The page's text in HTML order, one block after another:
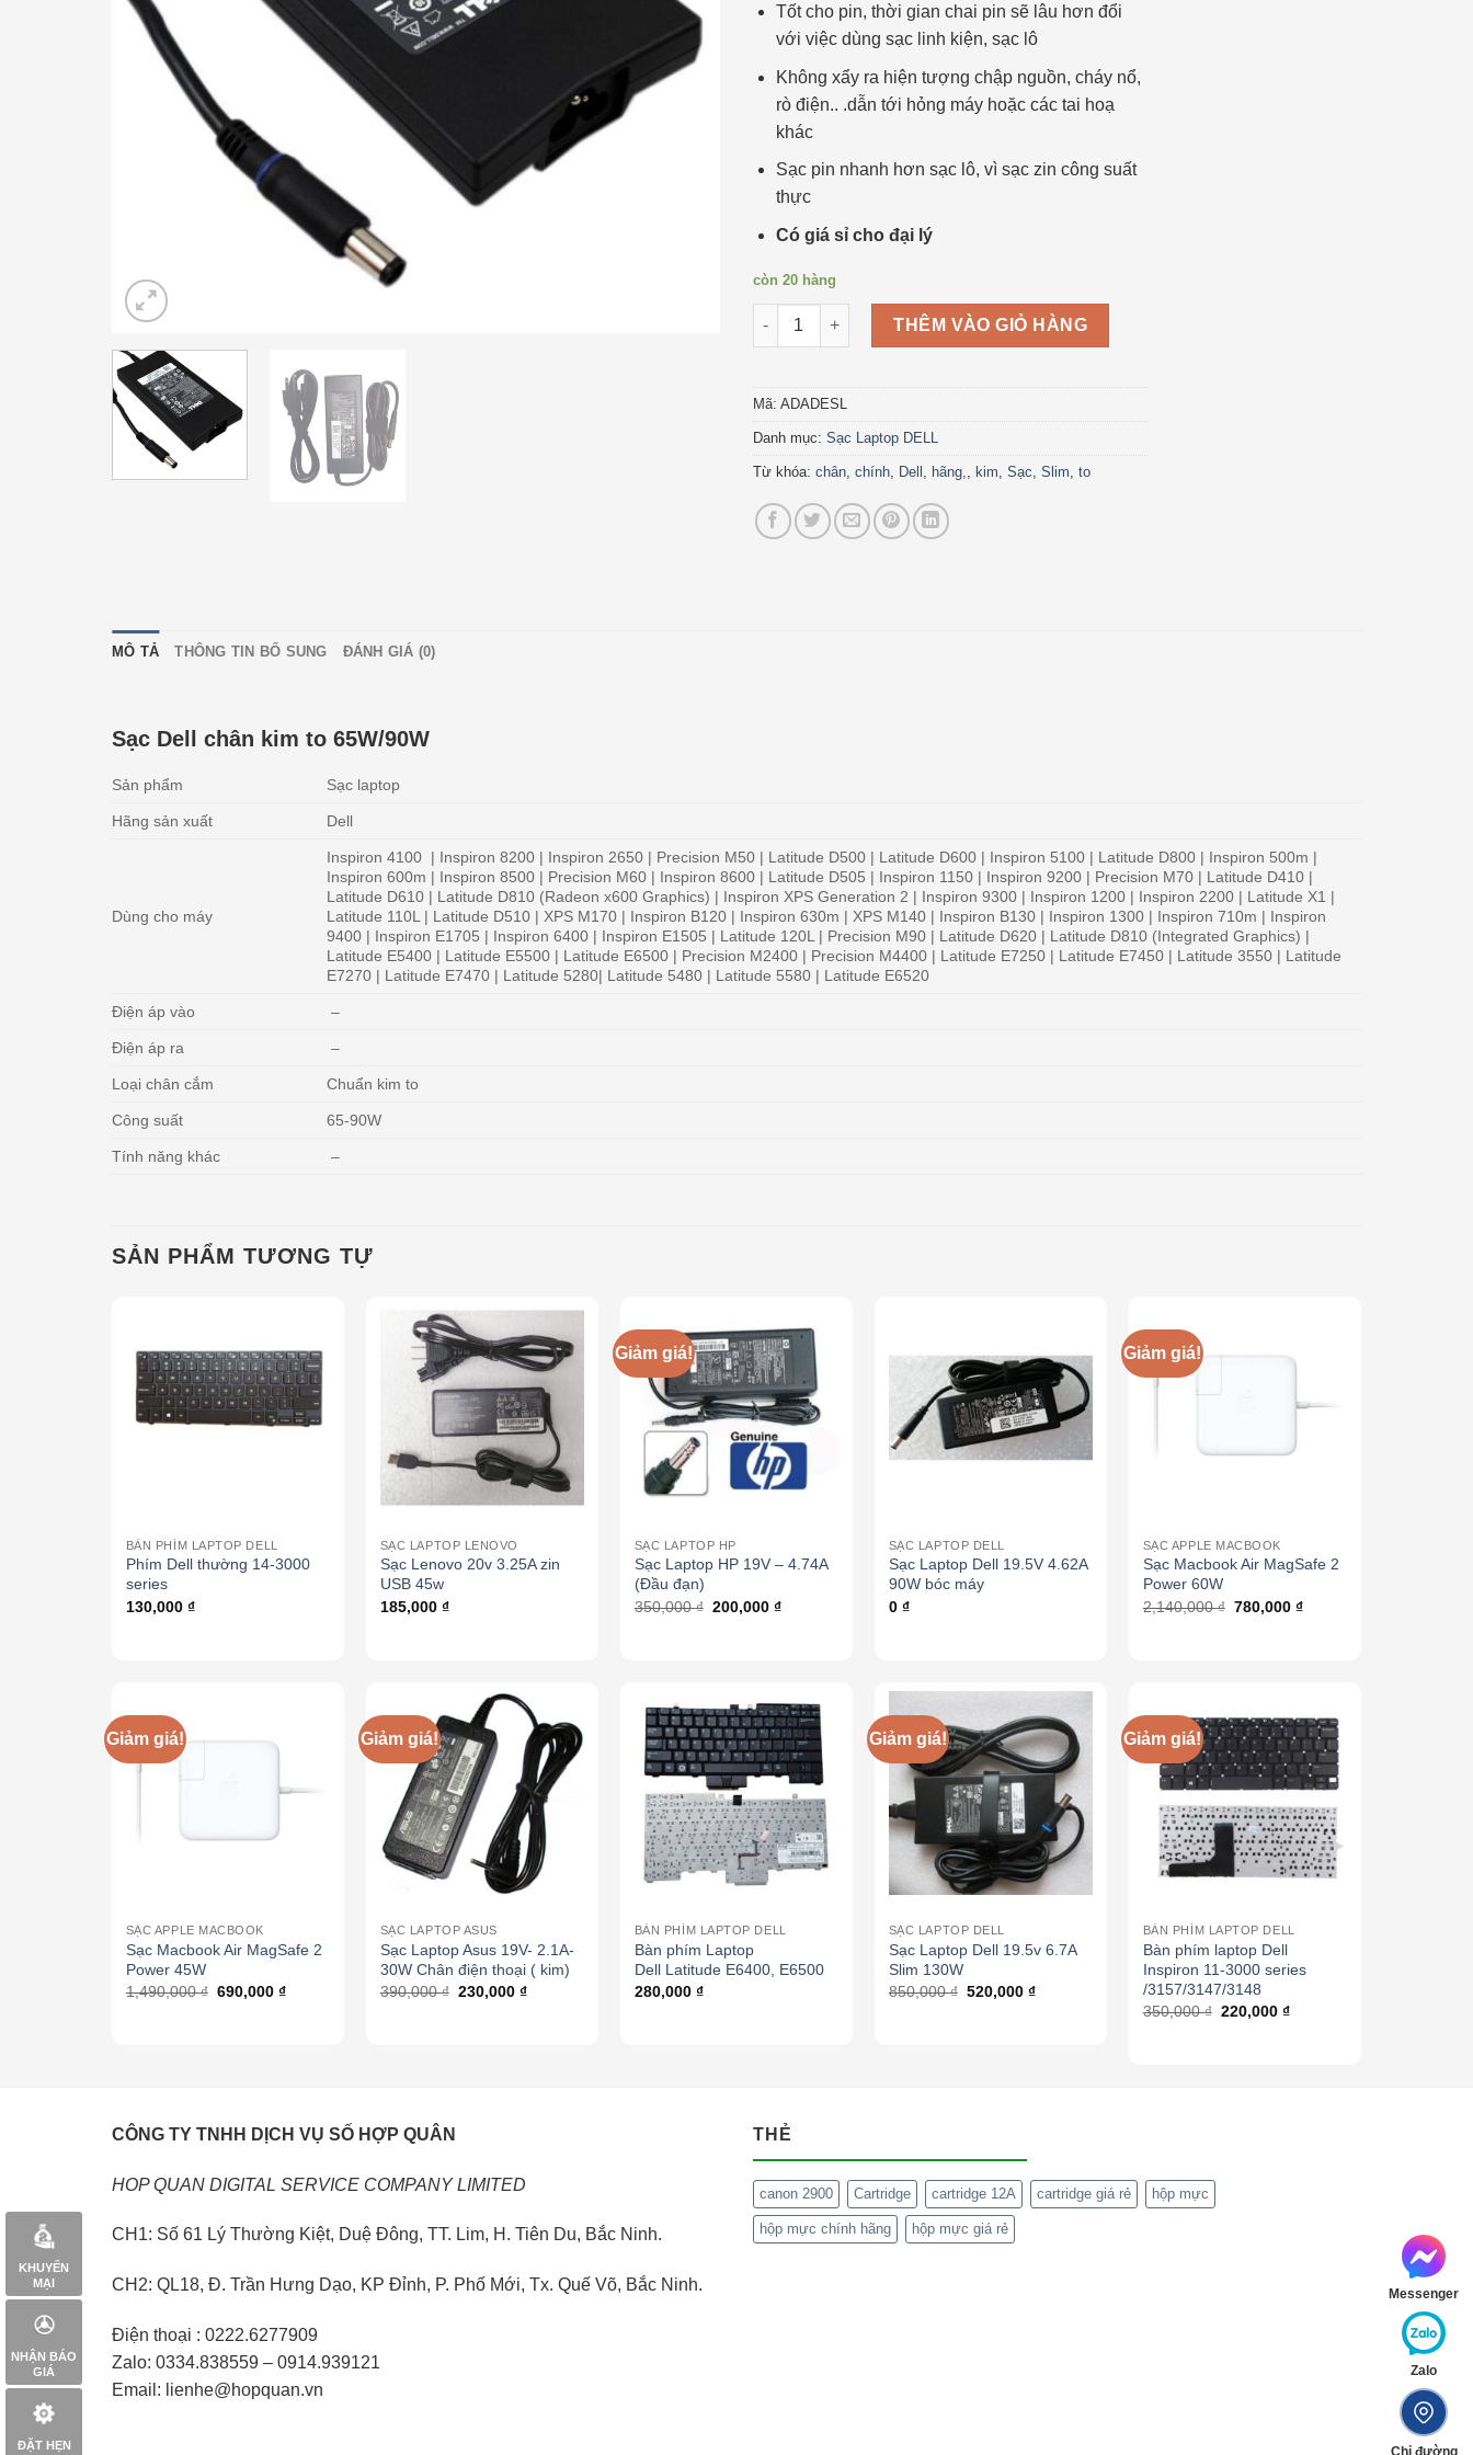
Tốt cho pin, thời gian chai pin sẽ lâu hơn đổi
với việc dùng sạc linh kiện, sạc lô
Không xẩy ra hiện tượng chập nguồn, cháy nổ,
rò điện.. .dẫn tới hỏng máy hoặc các tai hoạ
khác
Sạc pin nhanh hơn sạc lô, vì sạc zin công suất
thực
Có giá sỉ cho đại lý
còn 20 hàng
Dell Extra Slim AC Adapter Laptop Charger for Dell 65W/90W số lượng
THÊM VÀO GIỎ HÀNG
Mã: ADADESL
Danh mục: Sạc Laptop DELL
Từ khóa: chân, chính, Dell , hãng,, kim, Sạc, Slim, to
MÔ TẢ THÔNG TIN BỔ SUNG ĐÁNH GIÁ (0)
Sạc Dell chân kim to 65W/90W
Sản phẩm Sạc laptop
Hãng sản xuất Dell
Dùng cho máy
Inspiron 4100 | Inspiron 8200 | Inspiron 2650 | Precision M50 | Latitude D500 | Latitude D600 | Inspiron 5100 | Latitude D800 | Inspiron 500m |
Inspiron 600m | Inspiron 8500 | Precision M60 | Inspiron 8600 | Latitude D505 | Inspiron 1150 | Inspiron 9200 | Precision M70 | Latitude D410 |
Latitude D610 | Latitude D810 (Radeon x600 Graphics) | Inspiron XPS Generation 2 | Inspiron 9300 | Inspiron 1200 | Inspiron 2200 | Latitude X1 |
Latitude 110L | Latitude D510 | XPS M170 | Inspiron B120 | Inspiron 630m | XPS M140 | Inspiron B130 | Inspiron 1300 | Inspiron 710m | Inspiron
9400 | Inspiron E1705 | Inspiron 6400 | Inspiron E1505 | Latitude 120L | Precision M90 | Latitude D620 | Latitude D810 (Integrated Graphics) |
Latitude E5400 | Latitude E5500 | Latitude E6500 | Precision M2400 | Precision M4400 | Latitude E7250 | Latitude E7450 | Latitude 3550 | Latitude
E7270 | Latitude E7470 | Latitude 5280| Latitude 5480 | Latitude 5580 | Latitude E6520
Điện áp vào –
Điện áp ra –
Loại chân cắm Chuẩn kim to
Công suất 65-90W
Tính năng khác –
SẢN PHẨM TƯƠNG TỰ
BÀN PHÍM LAPTOP DELL
Phím Dell thường 14-3000
series
130,000 ₫
SẠC LAPTOP LENOVO
Sạc Lenovo 20v 3.25A zin
USB 45w
185,000 ₫
Giảm giá!
SẠC LAPTOP HP
Sạc Laptop HP 19V – 4.74A
(Đầu đạn)
350,000₫ 200,000₫
SẠC LAPTOP DELL
Sạc Laptop Dell 19.5V 4.62A
90W bóc máy
0 ₫
Giảm giá!
SẠC APPLE MACBOOK
Sạc Macbook Air MagSafe 2
Power 60W
2,140,000₫ 780,000₫
Giảm giá!
SẠC APPLE MACBOOK
Sạc Macbook Air MagSafe 2
Power 45W
1,490,000₫ 690,000₫
Giảm giá!
SẠC LAPTOP ASUS
Sạc Laptop Asus 19V- 2.1A-
30W Chân điện thoại ( kim)
390,000₫ 230,000₫
BÀN PHÍM LAPTOP DELL
Bàn phím Laptop
Dell Latitude E6400, E6500
280,000 ₫
Giảm giá!
SẠC LAPTOP DELL
Sạc Laptop Dell 19.5v 6.7A
Slim 130W
850,000₫ 520,000₫
Giảm giá!
BÀN PHÍM LAPTOP DELL
Bàn phím laptop Dell
Inspiron 11-3000 series
/3157/3147/3148
350,000₫ 220,000₫
CÔNG TY TNHH DỊCH VỤ SỐ HỢP QUÂN
HOP QUAN DIGITAL SERVICE COMPANY LIMITED
CH1: Số 61 Lý Thường Kiệt, Duệ Đông, TT. Lim, H. Tiên Du, Bắc Ninh.
CH2: QL18, Đ. Trần Hưng Dạo, KP Đỉnh, P. Phố Mới, Tx. Quế Võ, Bắc Ninh.
Điện thoại : 0222.6277909
Zalo: 0334.838559 – 0914.939121
Email: lienhe@hopquan.vn
THẺ
canon 2900 Cartridge cartridge 12A cartridge giá rẻ hộp mực
hộp mực chính hãng hộp mực giá rẻ
Messenger
Zalo
Chỉ đường
KHUYẾN
MẠI
NHẬN BÁO
GIÁ
ĐẶT HẸN